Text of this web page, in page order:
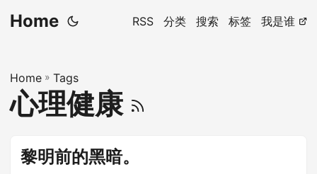
Home RSS 分类 搜索 标签 我是谁
Home » Tags
心理健康
黎明前的黑暗。